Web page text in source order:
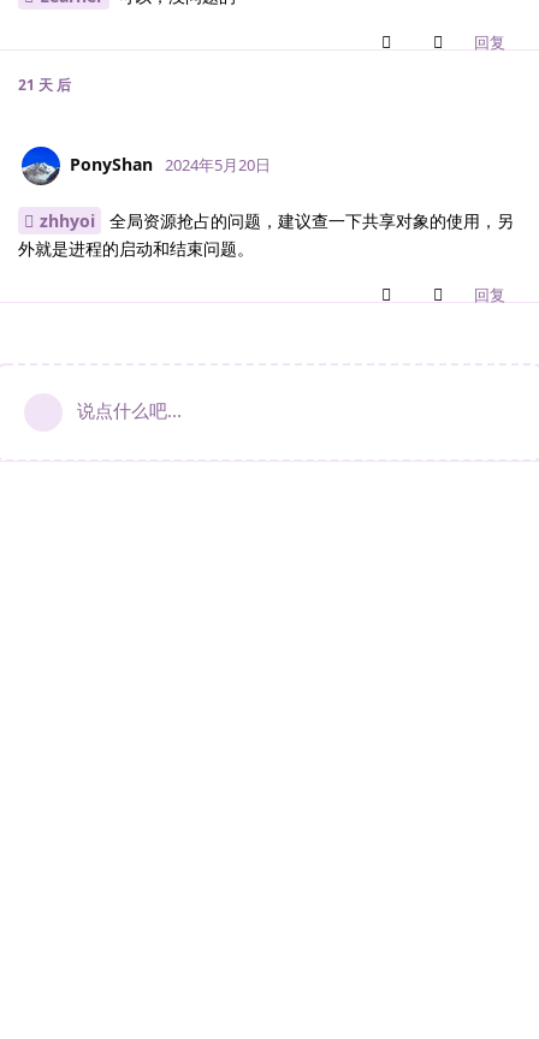
回复
21 天 后
PonyShan 2024年5月20日
zhhyoi
全局资源抢占的问题，建议查一下共享对象的使用，另
外就是进程的启动和结束问题。
回复
说点什么吧...